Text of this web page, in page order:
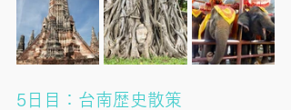
5日目：台南歴史散策